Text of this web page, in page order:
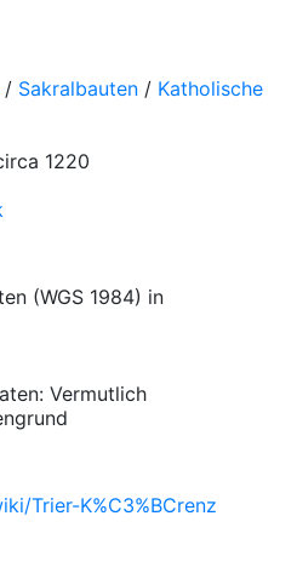
/ Sakralbauten / Katholische
1220
(WGS 1984) in
Vermutlich
Trier-K%C3%BCrenz